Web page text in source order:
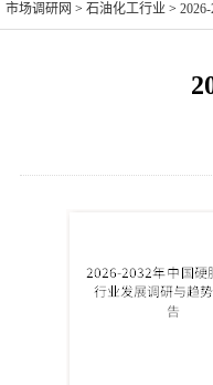
市场调研网 > 石油化工行业 >